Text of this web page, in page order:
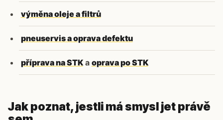
výměna oleje a filtrů
pneuservis a oprava defektu
příprava na STKa oprava po STK
Jak poznat, jestli má smysl jet právě